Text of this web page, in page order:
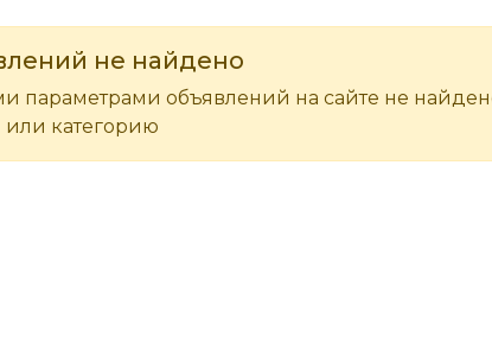
не найдено
параметрами объявлений на сайте не
или категорию